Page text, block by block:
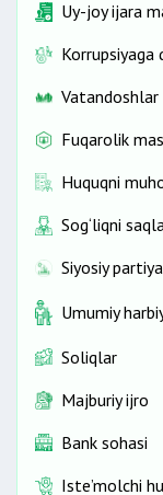
Uy-joy ijara
Korrupsiyaga
Vatandoshlar
Fuqarolik
Huquqni
Sog‘liqni
Siyosiy
Umumiy
Soliqlar
Majburiy ijro
Bank sohasi
Iste’molchi